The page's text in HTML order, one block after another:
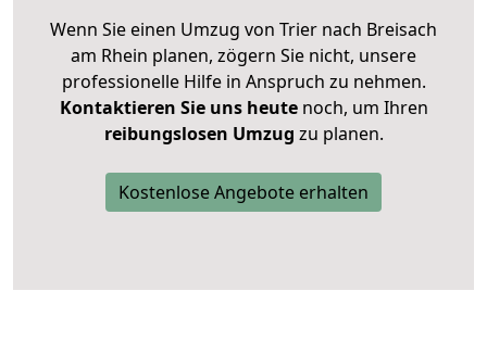
Wenn Sie einen Umzug von Trier nach Breisach
am Rhein planen, zögern Sie nicht, unsere
professionelle Hilfe in Anspruch zu nehmen.
Kontaktieren Sie uns heutenoch, um Ihren
reibungslosen Umzug zu planen.
Kostenlose Angebote erhalten